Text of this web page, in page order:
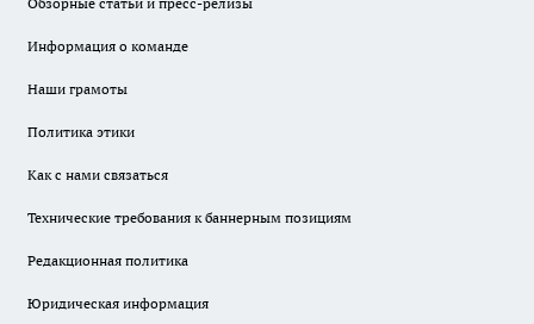
Информация о команде
Наши грамоты
Политика этики
Как с нами связаться
Технические требования к баннерным позициям
Редакционная политика
Юридическая информация